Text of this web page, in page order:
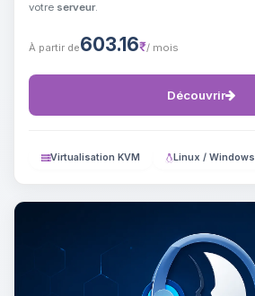
votre serveur.
À partir de603.16₹/ mois
Découvrir
Virtualisation KVM Linux / Windows